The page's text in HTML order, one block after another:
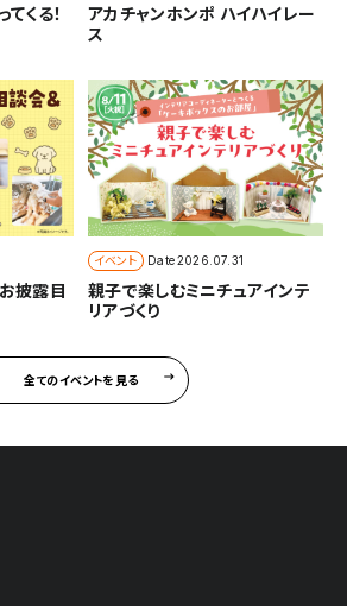
くる！
アカチャンホンポ ハイハイレー
ス
披露目
イベント Date2026.07.31
親子で楽しむミニチュアインテ
リアづくり
全てのイベントを見る